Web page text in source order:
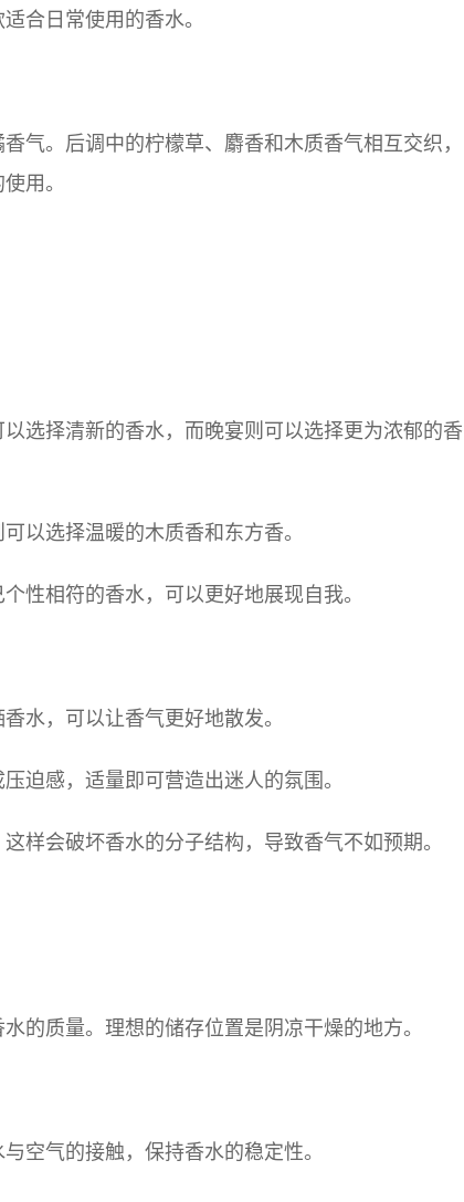
合日常使用的香水。
气。后调中的柠檬草、麝香和木质香气相互交织，
用。
选择清新的香水，而晚宴则可以选择更为浓郁的香
以选择温暖的木质香和东方香。
性相符的香水，可以更好地展现自我。
水，可以让香气更好地散发。
迫感，适量即可营造出迷人的氛围。
样会破坏香水的分子结构，导致香气不如预期。
的质量。理想的储存位置是阴凉干燥的地方。
空气的接触，保持香水的稳定性。